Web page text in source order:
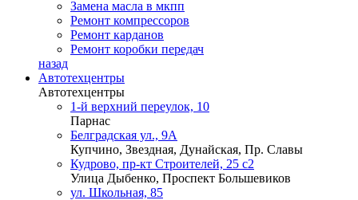
Замена масла в мкпп
Ремонт компрессоров
Ремонт карданов
Ремонт коробки передач
назад
Автотехцентры
Автотехцентры
1-й верхний переулок, 10
Парнас
Белградская ул., 9А
Купчино, Звездная, Дунайская, Пр. Славы
Кудрово, пр-кт Строителей, 25 с2
Улица Дыбенко, Проспект Большевиков
ул. Школьная, 85